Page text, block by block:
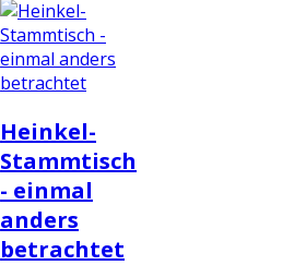
Heinkel-
Stammtisch
- einmal
anders
betrachtet